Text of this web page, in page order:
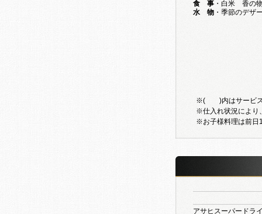
食 事 ・白米 香の
水 物 ・季節のデザ
※( )内はサービス
※仕入れ状況により
※お子様料理は前日
アサヒスーパードラ